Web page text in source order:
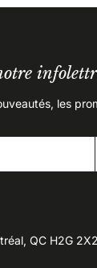
les
QC H2G 2X2